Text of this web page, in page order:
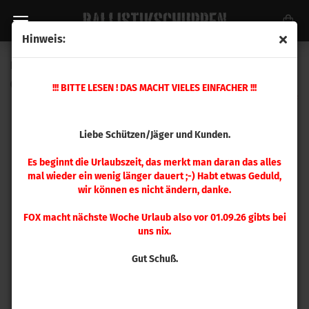
Hinweis:
!!! BITTE LESEN ! DAS MACHT VIELES EINFACHER !!!
Liebe Schützen/Jäger und Kunden.
Es beginnt die Urlaubszeit, das merkt man daran das alles
mal wieder ein wenig länger dauert ;-) Habt etwas Geduld,
wir können es nicht ändern, danke.
FOX macht nächste Woche Urlaub also vor 01.09.26 gibts bei
uns nix.
Gut Schuß.
390575)